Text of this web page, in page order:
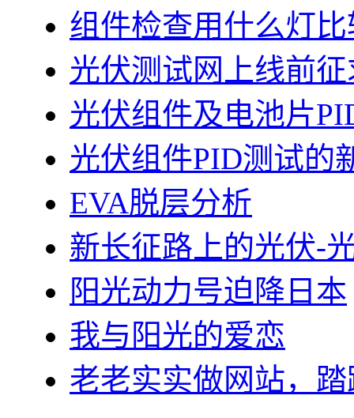
组件检查用什么灯
光伏测试网上线前
光伏组件及电池片
光伏组件PID测试的
EVA脱层分析
新长征路上的光伏-
阳光动力号迫降日本
我与阳光的爱恋
老老实实做网站，